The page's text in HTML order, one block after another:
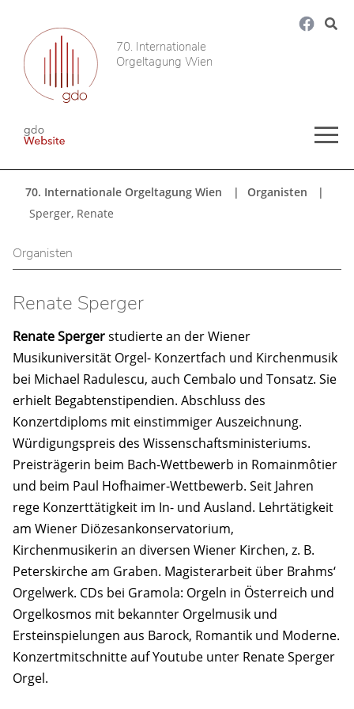
70. Internationale
Orgeltagung Wien
70. Internationale Orgeltagung Wien
Organisten
Sperger, Renate
Organisten
Renate Sperger
Renate Spergerstudierte an der Wiener
Musikuniversität Orgel- Konzertfach und Kirchenmusik
bei Michael Radulescu, auch Cembalo und Tonsatz. Sie
erhielt Begabtenstipendien. Abschluss des
Konzertdiploms mit einstimmiger Auszeichnung.
Würdigungspreis des Wissenschaftsministeriums.
Preisträgerin beim Bach-Wettbewerb in Romainmôtier
und beim Paul Hofhaimer-Wettbewerb. Seit Jahren
rege Konzerttätigkeit im In- und Ausland. Lehrtätigkeit
am Wiener Diözesankonservatorium,
Kirchenmusikerin an diversen Wiener Kirchen, z. B.
Peterskirche am Graben. Magisterarbeit über Brahms‘
Orgelwerk. CDs bei Gramola: Orgeln in Österreich und
Orgelkosmos mit bekannter Orgelmusik und
Ersteinspielungen aus Barock, Romantik und Moderne.
Konzertmitschnitte auf Youtube unter Renate Sperger
Orgel.